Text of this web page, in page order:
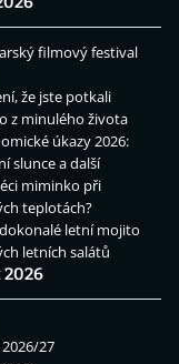
filmový festival
že jste potkali
z minulého života
úkazy 2026:
slunce a další
miminko při
teplotách?
dokonalé letní mojito
letních salátů
2026
27